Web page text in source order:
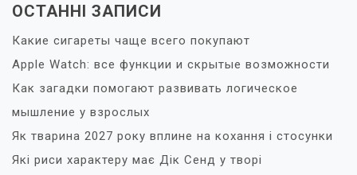
ОСТАННІ ЗАПИСИ
Какие сигареты чаще всего покупают
Apple Watch: все функции и скрытые возможности
Как загадки помогают развивать логическое
мышление у взрослых
Як тварина 2027 року вплине на кохання і стосунки
Які риси характеру має Дік Сенд у творі